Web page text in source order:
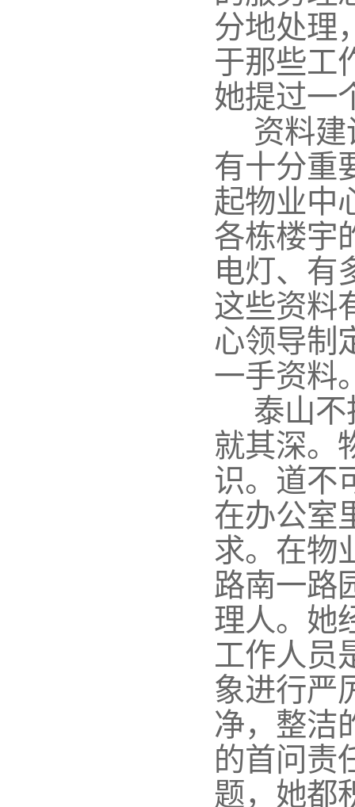
分地处理
于那些工
她提过一
资料
有十分重
起物业中
各栋楼宇
电灯、有
这些资料
心领导制
一手资料
泰山
就其深。
识。道不
在办公室
求。在物
路南一路
理人。她
工作人员
象进行严
净，整洁
的首问责
题，她都